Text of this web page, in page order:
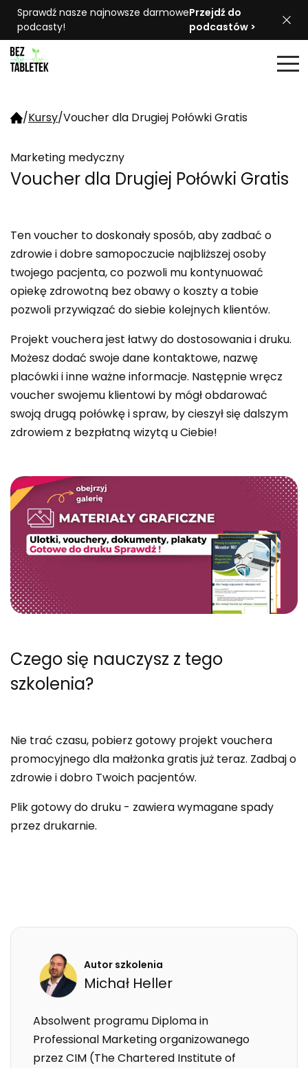
Sprawdź nasze najnowsze darmowe
podcasty!
Przejdź do
podcastów >
/Kursy/Voucher dla Drugiej Połówki Gratis
Marketing medyczny
Voucher dla Drugiej Połówki Gratis
Ten voucher to doskonały sposób, aby zadbać o
zdrowie i dobre samopoczucie najbliższej osoby
twojego pacjenta, co pozwoli mu kontynuować
opiekę zdrowotną bez obawy o koszty a tobie
pozwoli przywiązać do siebie kolejnych klientów.
Projekt vouchera jest łatwy do dostosowania i druku.
Możesz dodać swoje dane kontaktowe, nazwę
placówki i inne ważne informacje. Następnie wręcz
voucher swojemu klientowi by mógł obdarować
swoją drugą połówkę i spraw, by cieszył się dalszym
zdrowiem z bezpłatną wizytą u Ciebie!
Czego się nauczysz z tego
szkolenia?
Nie trać czasu, pobierz gotowy projekt vouchera
promocyjnego dla małżonka gratis już teraz. Zadbaj o
zdrowie i dobro Twoich pacjentów.
Plik gotowy do druku - zawiera wymagane spady
przez drukarnie.
Autor szkolenia
Michał Heller
Absolwent programu Diploma in
Professional Marketing organizowanego
przez CIM (The Chartered Institute of